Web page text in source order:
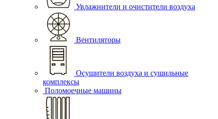
Увлажнители и очистители воздуха
Вентиляторы
Осушители воздуха и сушильные
комплексы
Поломоечные машины